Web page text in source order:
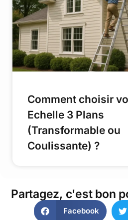
Comment choisir
Echelle 3 Plans
(Transformable ou
Coulissante) ?
Partagez, c'est bon
Facebook